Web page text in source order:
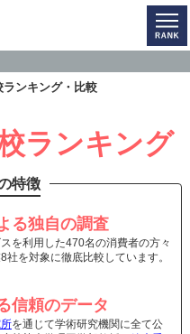
ランキング・比較
ランキング
特徴
る独自の調査
を利用した470名の消費者の方々
を対象に徹底比較しています。
信頼のデータ
を通じて学術研究機関に全て公